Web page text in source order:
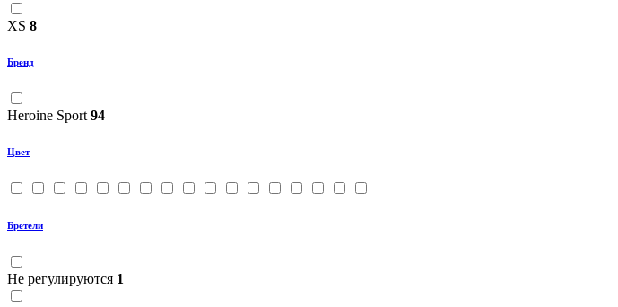
XS 8
Бренд
Heroine Sport 94
Цвет
Бретели
Не регулируются 1